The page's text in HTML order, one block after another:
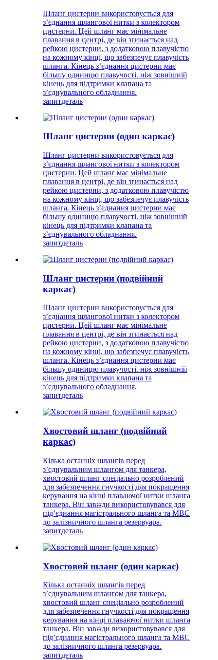
Шланг цистерни використовується для
з’єднання шлангової нитки з колектором
цистерни. Цей шланг має мінімальне
плавання в центрі, де він згинається над
рейкою цистерни, з додатковою плавучістю
на кожному кінці, що забезпечує плавучість
шланга. Кінець з’єднання цистерни має
більшу одиницю плавучості. ніж зовнішній
кінець для підтримки клапана та
з’єднувального обладнання.
запитдеталь
Шланг цистерни (один каркас)
Шланг цистерни використовується для
з’єднання шлангової нитки з колектором
цистерни. Цей шланг має мінімальне
плавання в центрі, де він згинається над
рейкою цистерни, з додатковою плавучістю
на кожному кінці, що забезпечує плавучість
шланга. Кінець з’єднання цистерни має
більшу одиницю плавучості. ніж зовнішній
кінець для підтримки клапана та
з’єднувального обладнання.
запитдеталь
Шланг цистерни (подвійний
каркас)
Шланг цистерни використовується для
з’єднання шлангової нитки з колектором
цистерни. Цей шланг має мінімальне
плавання в центрі, де він згинається над
рейкою цистерни, з додатковою плавучістю
на кожному кінці, що забезпечує плавучість
шланга. Кінець з’єднання цистерни має
більшу одиницю плавучості. ніж зовнішній
кінець для підтримки клапана та
з’єднувального обладнання.
запитдеталь
Хвостовий шланг (подвійний
каркас)
Кілька останніх шлангів перед
з’єднувальним шлангом для танкера,
хвостовий шланг спеціально розроблений
для забезпечення гнучкості для покращення
керування на кінці плаваючої нитки шланга
танкера. Він завжди використовувався для
під’єднання магістрального шланга та MBC
до залізничного шланга резервуара.
запитдеталь
Хвостовий шланг (один каркас)
Кілька останніх шлангів перед
з’єднувальним шлангом для танкера,
хвостовий шланг спеціально розроблений
для забезпечення гнучкості для покращення
керування на кінці плаваючої нитки шланга
танкера. Він завжди використовувався для
під’єднання магістрального шланга та MBC
до залізничного шланга резервуара.
запитдеталь